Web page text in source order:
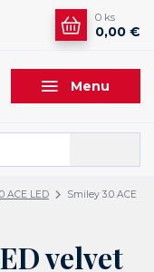
Menu
0 ks
0,00 €
ACE LED
Smiley 3.0 ACE
velvet